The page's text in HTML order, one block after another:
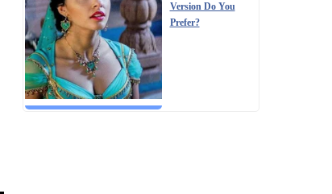
Version Do You
Prefer?